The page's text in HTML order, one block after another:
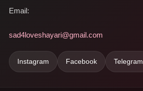
Email:
sad4loveshayari@gmail.com
Instagram Facebook Telegram